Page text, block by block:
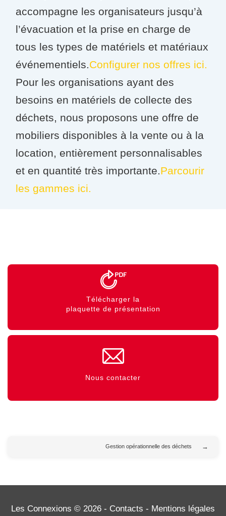
accompagne les organisateurs jusqu’à
l’évacuation et la prise en charge de
tous les types de matériels et matériaux
événementiels.Configurer nos offres ici.
Pour les organisations ayant des
besoins en matériels de collecte des
déchets, nous proposons une offre de
mobiliers disponibles à la vente ou à la
location, entièrement personnalisables
et en quantité très importante.Parcourir
les gammes ici.
Télécharger la
plaquette de présentation
Nous contacter
Gestion opérationnelle des déchets
Les Connexions © 2026 - Contacts - Mentions légales